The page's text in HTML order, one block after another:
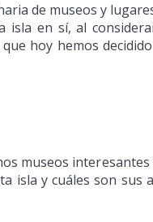
de museos y
en sí, al
hoy hemos
museos interesantes
isla y cuáles son sus